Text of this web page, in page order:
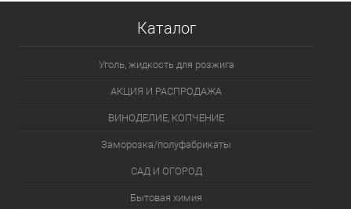
Каталог
Уголь, жидкость для розжига
АКЦИЯ И РАСПРОДАЖА
ВИНОДЕЛИЕ, КОПЧЕНИЕ
Заморозка/полуфабрикаты
САД И ОГОРОД
Бытовая химия